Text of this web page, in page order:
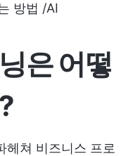
방법 /AI
은 어떻
헤쳐 비즈니스 프로